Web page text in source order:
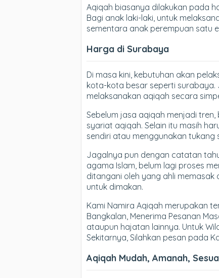
Aqiqah biasanya dilakukan pada
Bagi anak laki-laki, untuk
sementara anak perempuan satu
Harga di Surabaya
Di masa kini, kebutuhan akan
kota-kota besar seperti surabaya.
melaksanakan aqiqah secara
Sebelum jasa aqiqah menjadi
syariat aqiqah. Selain itu masih
sendiri atau menggunakan tukang
Jagalnya pun dengan catatan
agama Islam, belum lagi proses
ditangani oleh yang ahli
untuk dimakan.
Kami Namira Aqiqah merupakan
Bangkalan, Menerima Pesanan
ataupun hajatan lainnya. Untuk
Sekitarnya, Silahkan pesan pada
Aqiqah Mudah, Amanah,